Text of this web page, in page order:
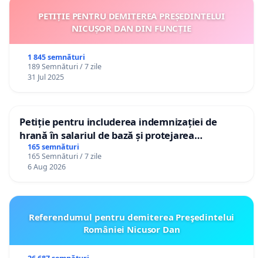
PETIȚIE PENTRU DEMITEREA PREȘEDINTELUI
NICUȘOR DAN DIN FUNCȚIE
1 845 semnături
189 Semnături / 7 zile
31 Jul 2025
Petiție pentru includerea indemnizației de
hrană în salariul de bază și protejarea
gradațiilor de vechime pentru asistenții
personali
165 semnături
165 Semnături / 7 zile
6 Aug 2026
Referendumul pentru demiterea Preşedintelui
României Nicusor Dan